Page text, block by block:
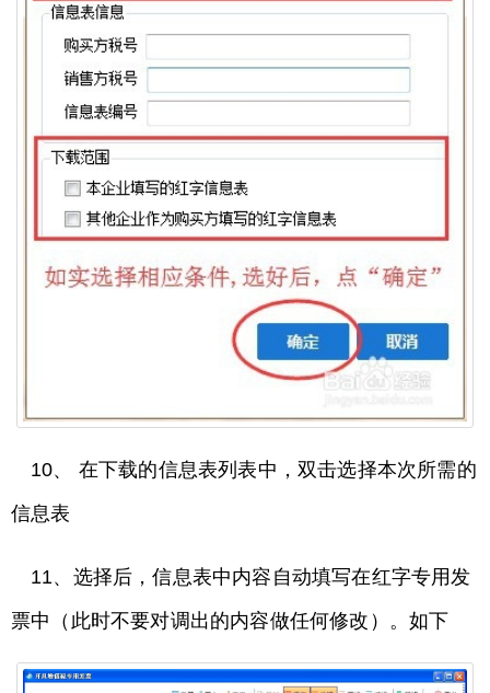
10、 在下载的信息表列表中，双击选择本次所需的
信息表
11、选择后，信息表中内容自动填写在红字专用发
票中（此时不要对调出的内容做任何修改）。如下